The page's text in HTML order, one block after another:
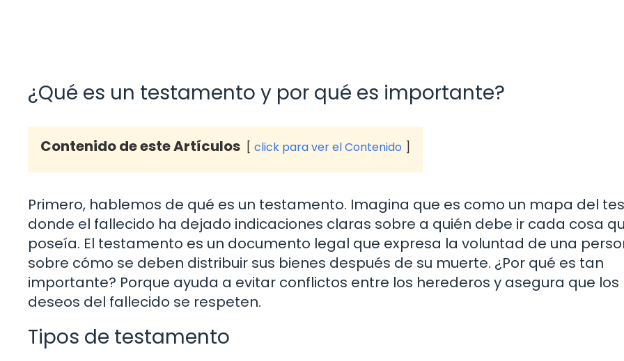
¿Qué es un testamento y por qué es importante?
Contenido de este Artículos click para ver el Contenido
Primero, hablemos de qué es un testamento. Imagina que es como un mapa del
donde el fallecido ha dejado indicaciones claras sobre a quién debe ir cada cosa
poseía. El testamento es un documento legal que expresa la voluntad de una
sobre cómo se deben distribuir sus bienes después de su muerte. ¿Por qué es tan
importante? Porque ayuda a evitar conflictos entre los herederos y asegura que los
deseos del fallecido se respeten.
Tipos de testamento